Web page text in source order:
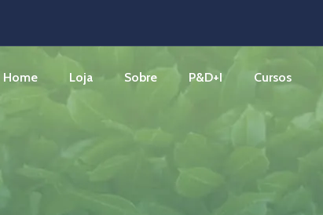
Home Loja Sobre P&D+I Cursos